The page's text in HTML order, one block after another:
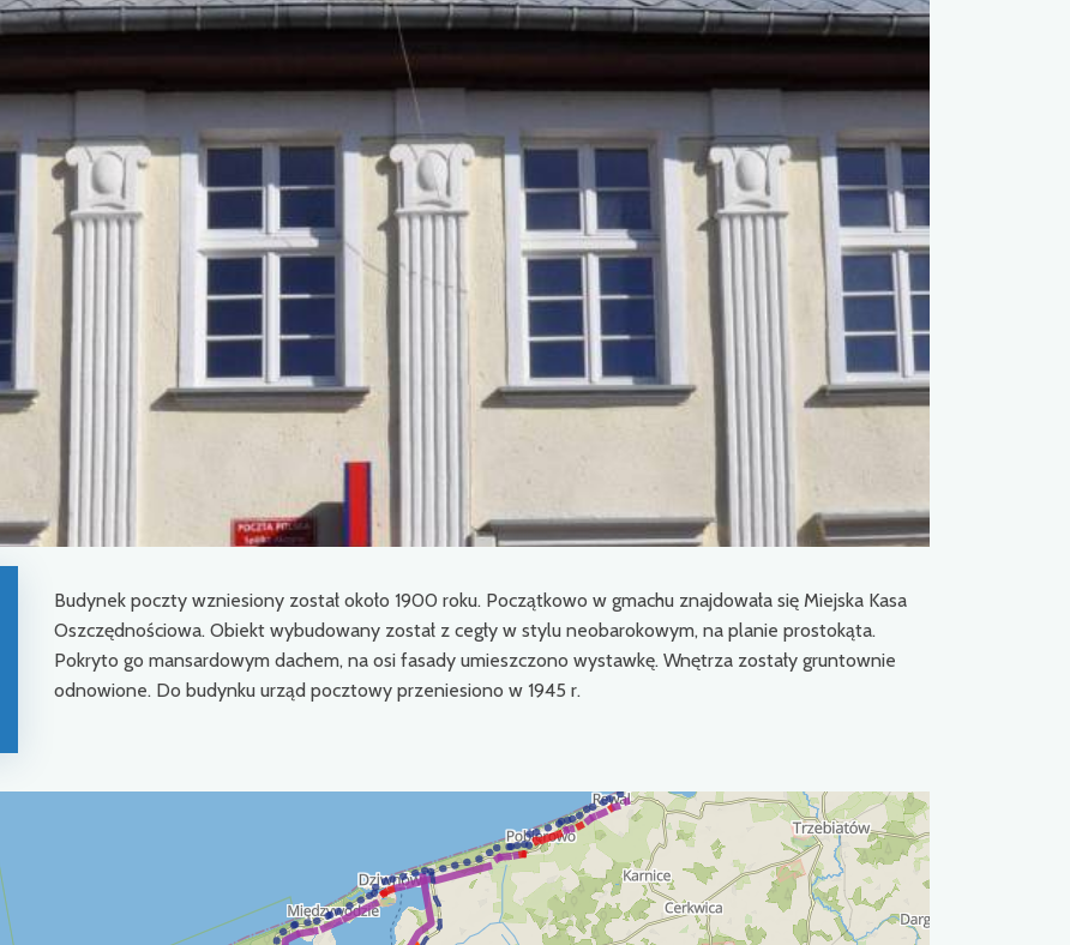
Budynek poczty wzniesiony został około 1900 roku. Początkowo w gmachu znajdowała się Miejska Kasa
Oszczędnościowa. Obiekt wybudowany został z cegły w stylu neobarokowym, na planie prostokąta.
Pokryto go mansardowym dachem, na osi fasady umieszczono wystawkę. Wnętrza zostały gruntownie
odnowione. Do budynku urząd pocztowy przeniesiono w 1945 r.